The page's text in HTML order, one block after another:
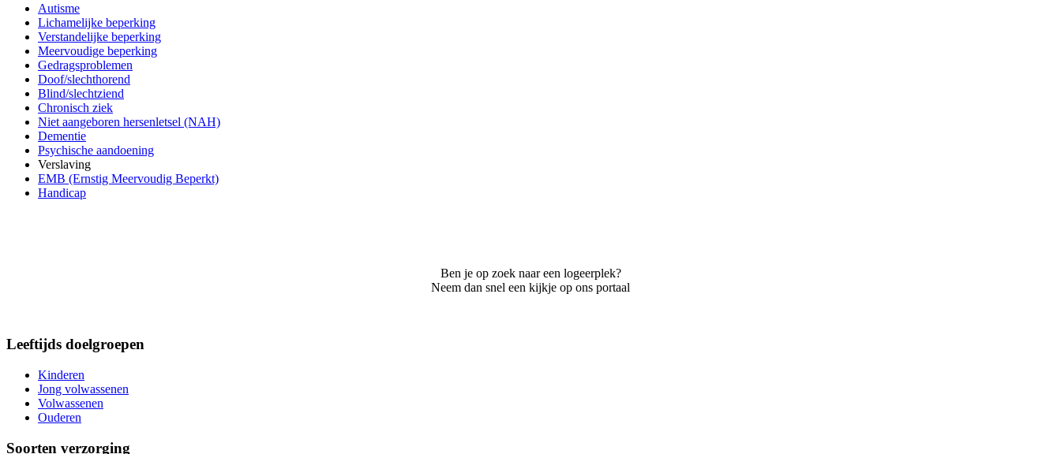
Autisme
Lichamelijke beperking
Verstandelijke beperking
Meervoudige beperking
Gedragsproblemen
Doof/slechthorend
Blind/slechtziend
Chronisch ziek
Niet aangeboren hersenletsel (NAH)
Dementie
Psychische aandoening
Verslaving
EMB (Ernstig Meervoudig Beperkt)
Handicap
Ben je op zoek naar een logeerplek?
Neem dan snel een kijkje op ons portaal
Leeftijds doelgroepen
Kinderen
Jong volwassenen
Volwassenen
Ouderen
Soorten verzorging